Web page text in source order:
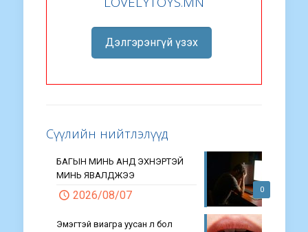
Дэлгэрэнгүй үзэх
Сүүлийн нийтлэлүүд
0
БАГЫН МИНЬ АНД ЭХНЭРТЭЙ
МИНЬ ЯВАЛДЖЭЭ
2026/08/07
Эмэгтэй виагра уусан л бол